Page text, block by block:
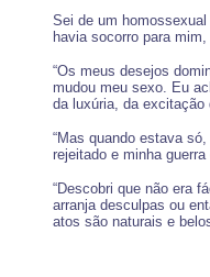
Sei de um
havia socorro para
“Os meus desejos
mudou meu sexo. Eu
da luxúria, da excitação
“Mas quando estava
rejeitado e minha
“Descobri que não era
arranja desculpas ou
atos são naturais e